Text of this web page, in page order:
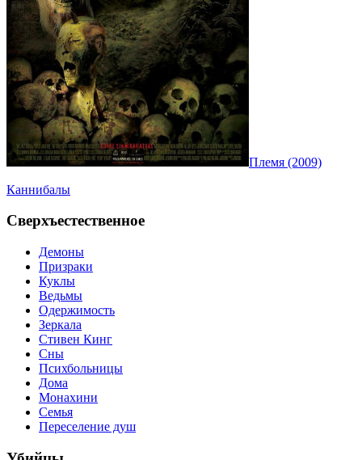
Племя (2009)
Каннибалы
Сверхъестественное
Демоны
Призраки
Куклы
Ведьмы
Одержимость
Зеркала
Стивен Кинг
Сны
Психбольницы
Дома
Монахини
Семья
Переселение душ